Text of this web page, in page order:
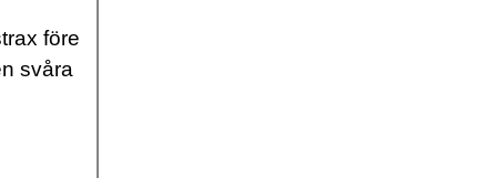
före
svåra